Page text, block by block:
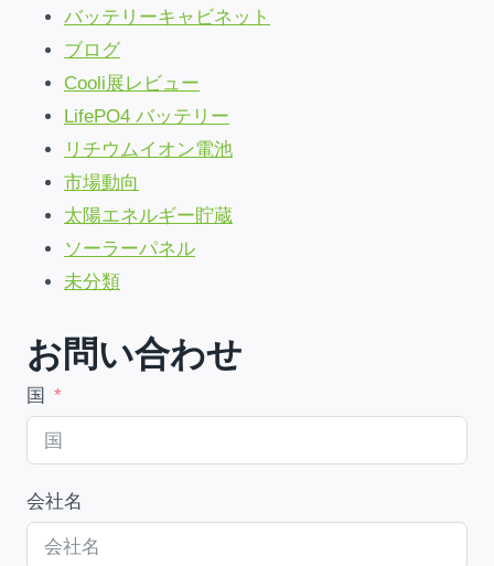
シ
AMAZING
$70-
DEMAND
CHARGE
バッテリーキャビネット
ブログ
Cooli展レビュー
LifePO4 バッテリー
リチウムイオン電池
市場動向
太陽エネルギー貯蔵
ソーラーパネル
未分類
お問い合わせ
国
会社名